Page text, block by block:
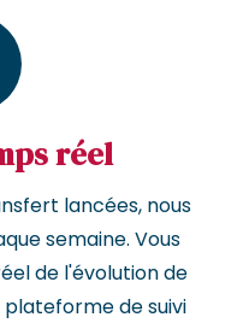
réel
lancées, nous
semaine. Vous
de l'évolution de
de suivi